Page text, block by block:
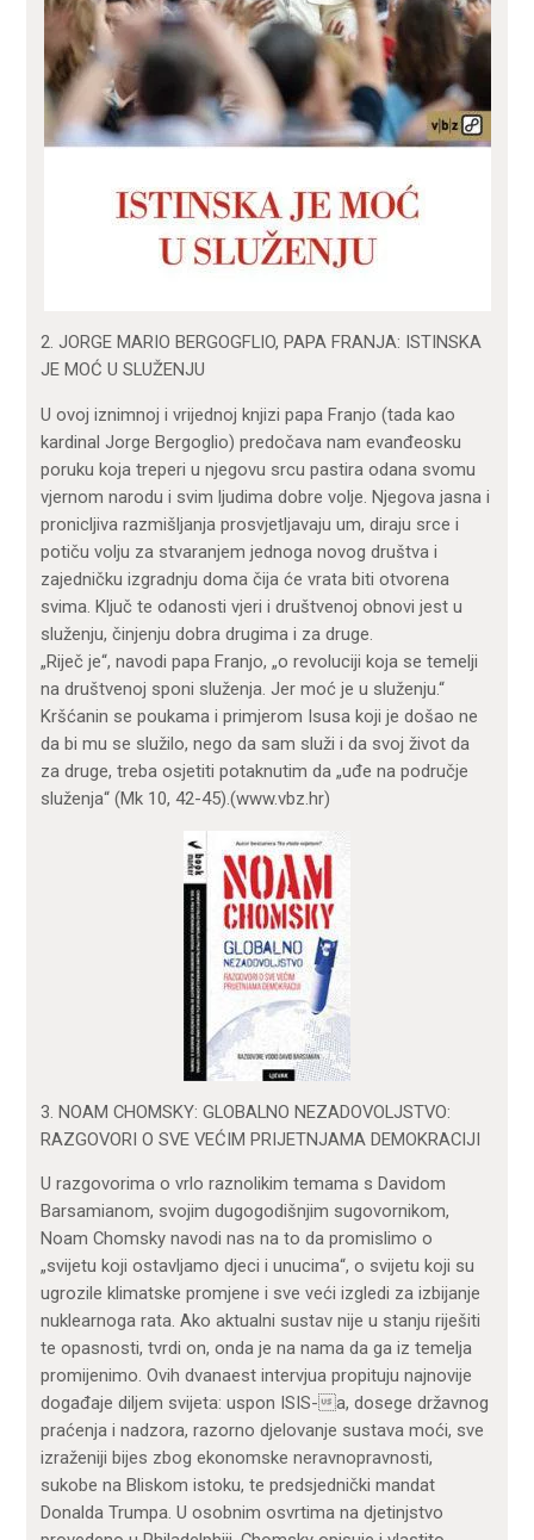
2. JORGE MARIO BERGOGFLIO, PAPA FRANJA: ISTINSKA
JE MOĆ U SLUŽENJU
U ovoj iznimnoj i vrijednoj knjizi papa Franjo (tada kao
kardinal Jorge Bergoglio) predočava nam evanđeosku
poruku koja treperi u njegovu srcu pastira odana svomu
vjernom narodu i svim ljudima dobre volje. Njegova jasna i
pronicljiva razmišljanja prosvjetljavaju um, diraju srce i
potiču volju za stvaranjem jednoga novog društva i
zajedničku izgradnju doma čija će vrata biti otvorena
svima. Ključ te odanosti vjeri i društvenoj obnovi jest u
služenju, činjenju dobra drugima i za druge.
„Riječ je“, navodi papa Franjo, „o revoluciji koja se temelji
na društvenoj sponi služenja. Jer moć je u služenju.“
Kršćanin se poukama i primjerom Isusa koji je došao ne
da bi mu se služilo, nego da sam služi i da svoj život da
za druge, treba osjetiti potaknutim da „uđe na područje
služenja“ (Mk 10, 42-45).(www.vbz.hr)
3. NOAM CHOMSKY: GLOBALNO NEZADOVOLJSTVO:
RAZGOVORI O SVE VEĆIM PRIJETNJAMA DEMOKRACIJI
U razgovorima o vrlo raznolikim temama s Davidom
Barsamianom, svojim dugogodišnjim sugovornikom,
Noam Chomsky navodi nas na to da promislimo o
„svijetu koji ostavljamo djeci i unucima“, o svijetu koji su
ugrozile klimatske promjene i sve veći izgledi za izbijanje
nuklearnoga rata. Ako aktualni sustav nije u stanju riješiti
te opasnosti, tvrdi on, onda je na nama da ga iz temelja
promijenimo. Ovih dvanaest intervjua propituju najnovije
događaje diljem svijeta: uspon ISIS-a, dosege državnog
praćenja i nadzora, razorno djelovanje sustava moći, sve
izraženiji bijes zbog ekonomske neravnopravnosti,
sukobe na Bliskom istoku, te predsjednički mandat
Donalda Trumpa. U osobnim osvrtima na djetinjstvo